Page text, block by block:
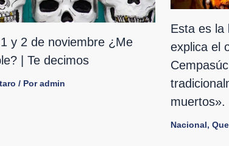
y 2 de noviembre ¿Me
| Te decimos
/ Poradmin
Esta es la
explica el
muertos».
Nacional,